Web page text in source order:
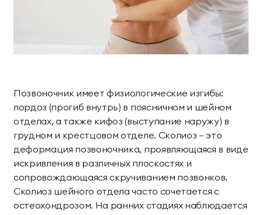
Позвоночник имеет физиологические изгибы:
лордоз (прогиб внутрь) в поясничном и шейном
отделах, а также кифоз (выступание наружу) в
грудном и крестцовом отделе. Сколиоз — это
деформация позвоночника, проявляющаяся в виде
искривления в различных плоскостях и
сопровождающаяся скручиванием позвонков.
Сколиоз шейного отдела часто сочетается с
остеохондрозом. На ранних стадиях наблюдается
Комплексная
диагностика
Коннект Делюкс
Прайм
Пентхаус Супериор Люкс
Апартаменты
Апартаменты «Имение
Сёгуна»
SPA-апартаменты
Виллы
Императорские виллы Президентские виллы
Контакты
МЕССЕНДЖЕРЫ И СОЦ. СЕТИ